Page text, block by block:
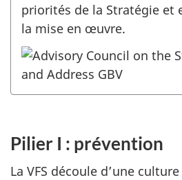
priorités de la Stratégie et
la mise en œuvre.
Pilier I : prévention
La VFS découle d’une